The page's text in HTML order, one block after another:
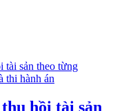
hồi tài sản